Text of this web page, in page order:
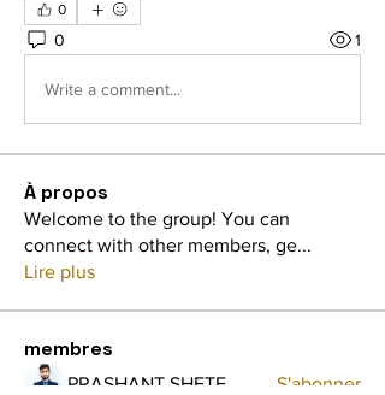
0
0 1
Write a comment...
À propos
Welcome to the group! You can
connect with other members, ge...
Lire plus
membres
PRASHANT SHETE S'abonner